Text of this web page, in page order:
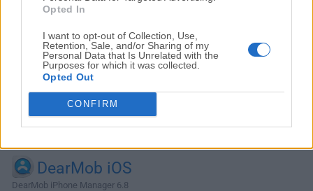
Opted In
I want to opt-out of Collection, Use,
Retention, Sale, and/or Sharing of my
Personal Data that Is Unrelated with the
Purposes for which it was collected.
Opted Out
CONFIRM
Alternativas y Software Similar
DearMob iOS
DearMob iPhone Manager 6.8